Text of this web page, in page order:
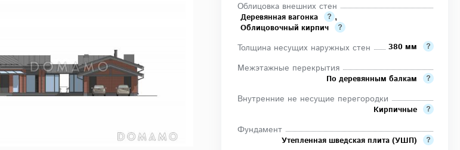
Облицовка внешних стен
Деревянная вагонка
,
Облицовочный кирпич
Толщина несущих наружных стен 380 мм
Межэтажные перекрытия
По деревянным балкам
Внутренние не несущие перегородки
Кирпичные
Фундамент
Утепленная шведская плита (УШП)